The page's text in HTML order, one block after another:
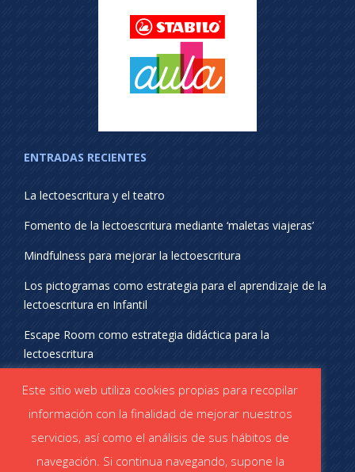
ENTRADAS RECIENTES
La lectoescritura y el teatro
Fomento de la lectoescritura mediante ‘maletas viajeras’
Mindfulness para mejorar la lectoescritura
Los pictogramas como estrategia para el aprendizaje de la
lectoescritura en Infantil
Escape Room como estrategia didáctica para la
lectoescritura
¡SÍGUENOS EN REDES SOCIALES!
Este sitio web utiliza cookies propias para recopilar
información con la finalidad de mejorar nuestros
servicios, así como el análisis de sus hábitos de
navegación. Si continua navegando, supone la